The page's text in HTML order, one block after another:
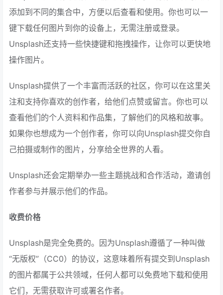
添加到不同的集合中，方便以后查看和使用。你也可以一
键下载任何图片到你的设备上，无需注册或登录。
Unsplash还支持一些快捷键和拖拽操作，让你可以更快地
操作图片。
Unsplash提供了一个丰富而活跃的社区，你可以在这里关
注和支持你喜欢的创作者，给他们点赞或留言。你也可以
查看他们的个人资料和作品集，了解他们的风格和故事。
如果你也想成为一个创作者，你可以向Unsplash提交你自
己拍摄或制作的图片，分享给全世界的人看。
Unsplash还会定期举办一些主题挑战和合作活动，邀请创
作者参与并展示他们的作品。
收费价格
Unsplash是完全免费的。因为Unsplash遵循了一种叫做
“无版权”（CC0）的协议，这意味着所有提交到Unsplash
的图片都属于公共领域，任何人都可以免费地下载和使用
它们，无需获取许可或署名作者。